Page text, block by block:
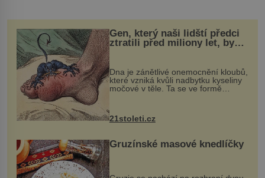
Gen, který naši lidští předci
ztratili před miliony let, by
mohl pomoci s léčbou
„nemoci králů“
Dna je zánětlivé onemocnění kloubů,
které vzniká kvůli nadbytku kyseliny
močové v těle. Ta se ve formě
nohou, a způsobuje bole...
21stoleti.cz
Gruzínské masové knedlíčky